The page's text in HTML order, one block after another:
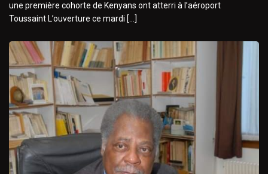
une première cohorte de Kenyans ont atterri à l’aéroport
Toussaint L’ouverture ce mardi […]